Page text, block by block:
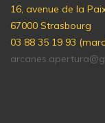
16, avenue de la
67000 Strasbourg
03 88 35 19 93